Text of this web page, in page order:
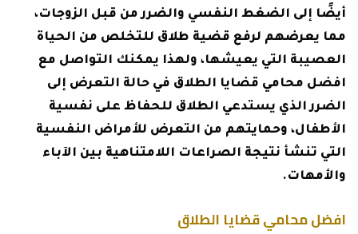
أيضًا إلى الضغط النفسي والضرر من قبل الزوجات،
مما يعرضهم لرفع قضية طلاق للتخلص من الحياة
العصيبة التي يعيشها، ولهذا يمكنك التواصل مع
افضل محامي قضايا الطلاق في حالة التعرض إلى
الضرر الذي يستدعي الطلاق للحفاظ على نفسية
الأطفال، وحمايتهم من التعرض للأمراض النفسية
التي تنشأ نتيجة الصراعات اللامتناهية بين الآباء
والأمهات.
افضل محامي قضايا الطلاق